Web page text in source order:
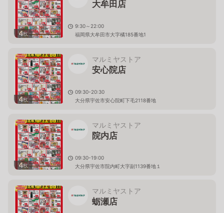
4枚
大牟田店
9:30～22:00
福岡県大牟田市大字橘185番地1
4枚
マルミヤストア
安心院店
09:30-20:30
大分県宇佐市安心院町下毛2118番地
4枚
マルミヤストア
院内店
09:30-19:00
大分県宇佐市院内町大字副1139番地１
マルミヤストア
蛎瀬店